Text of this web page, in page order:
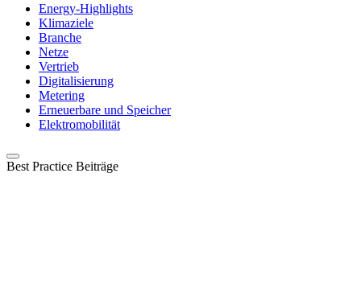
Energy-Highlights
Klimaziele
Branche
Netze
Vertrieb
Digitalisierung
Metering
Erneuerbare und Speicher
Elektromobilität
Best Practice Beiträge